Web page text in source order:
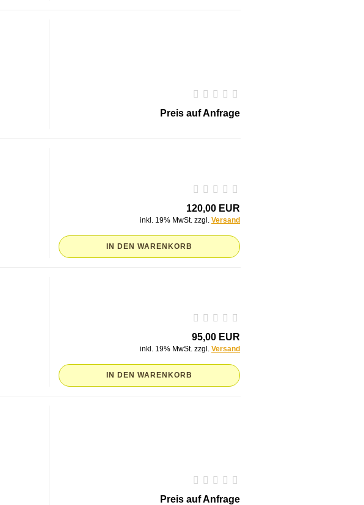
Preis auf Anfrage
120,00 EUR
inkl. 19% MwSt. zzgl. Versand
IN DEN WARENKORB
95,00 EUR
inkl. 19% MwSt. zzgl. Versand
IN DEN WARENKORB
Preis auf Anfrage